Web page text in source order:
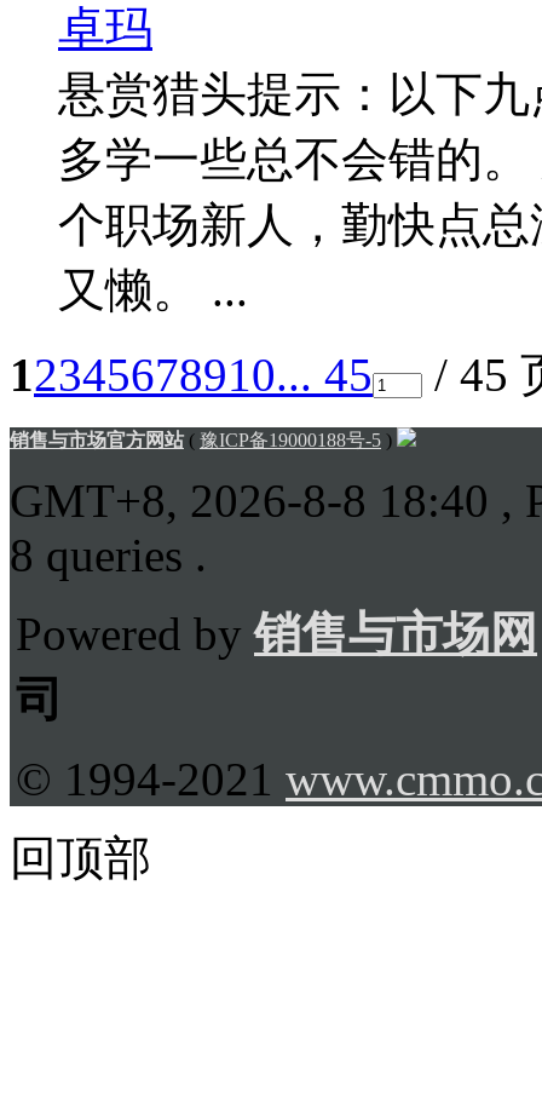
卓玛
悬赏猎头提示：以下
多学一些总不会错的
个职场新人，勤快点
又懒。 ...
12345678910... 45 / 45
销售与市场官方网站( 豫ICP备19000188号-5 )
GMT+8, 2026-8-8 18:40 ,
8 queries .
Powered by销售与市场网
司
© 1994-2021
回顶部